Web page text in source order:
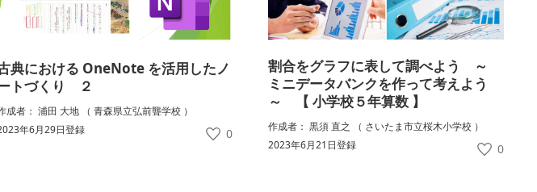
典における OneNote を活用したノ
トづくり ２
成者： 浦田 大地 （ 青森県立弘前聾学校 ）
年6月29日登録
0
割合をグラフに表して調べよう ～
ミニデータバンクを作って考えよう
～ 【 小学校５年算数 】
作成者： 黒須 直之 （ さいたま市立桜木小学校 ）
2023年6月21日登録
0